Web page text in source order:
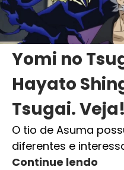
Yomi no
Hayato
Tsugai. Veja!
O tio de Asuma
diferentes e
Continue lendo